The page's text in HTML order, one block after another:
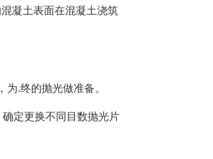
凝土表面在混凝土浇筑
.终的抛光做准备。
定更换不同目数抛光片